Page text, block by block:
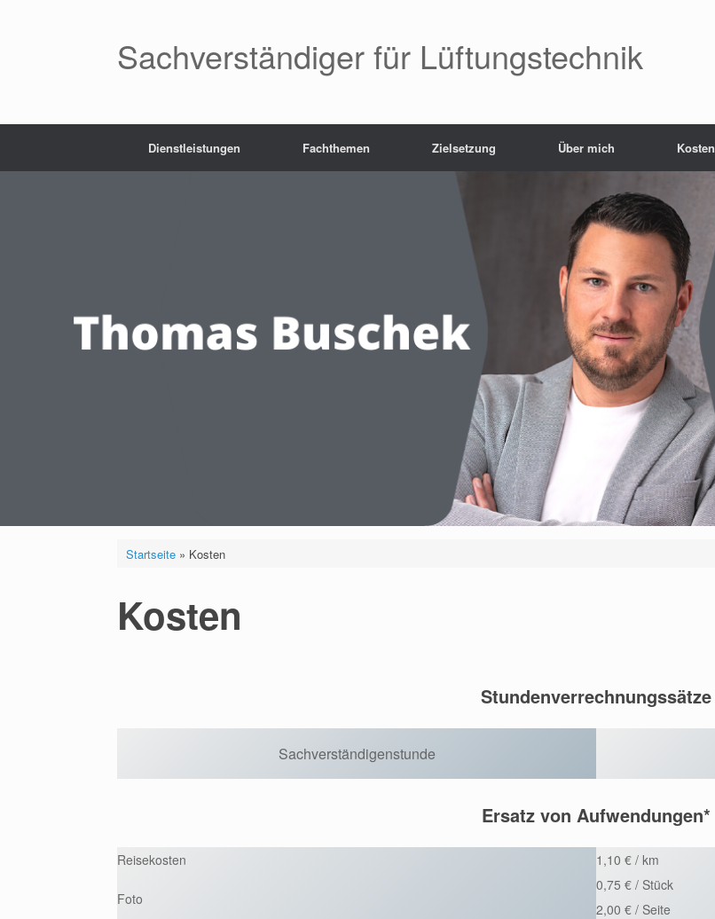
Sachverständiger für Lüftungstechnik
Dienstleistungen Fachthemen Zielsetzung Über mich Kosten
Startseite» Kosten
Kosten
Stundenverrechnungssätze
Sachverständigenstunde
Ersatz von Aufwendungen*
Reisekosten
Foto
1,10 € / km
0,75 € / Stück
2,00 € / Seite